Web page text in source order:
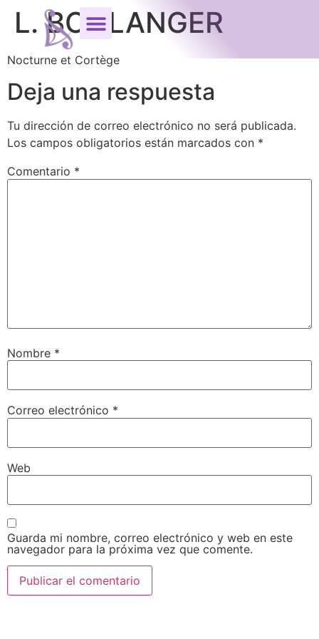
L. BOULANGER
Nocturne et Cortège
Deja una respuesta
Tu dirección de correo electrónico no será publicada.
Los campos obligatorios están marcados con *
Comentario *
Nombre *
Correo electrónico *
Web
Guarda mi nombre, correo electrónico y web en este
navegador para la próxima vez que comente.